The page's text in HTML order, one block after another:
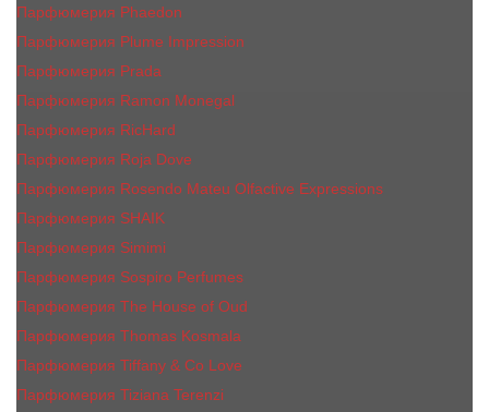
Парфюмерия Phaedon
Парфюмерия Plume Impression
Парфюмерия Prada
Парфюмерия Ramon Monegal
Парфюмерия RicHard
Парфюмерия Roja Dove
Парфюмерия Rosendo Mateu Olfactive Expressions
Парфюмерия SHAIK
Парфюмерия Simimi
Парфюмерия Sospiro Perfumes
Парфюмерия The House of Oud
Парфюмерия Thomas Kosmala
Парфюмерия Tiffany & Co Love
Парфюмерия Tiziana Terenzi